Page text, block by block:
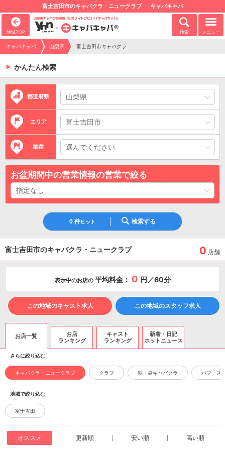
富士吉田市のキャバクラ・ニュークラブ キャバキャバ
地域TOP 検索 メニュー
キャバキャバ 山梨県 富士吉田市キャバクラ
かんたん検索
都道府県
エリア
業種
お盆期間中の営業情報の営業で絞る
0 件ヒット 検索する
富士吉田市のキャバクラ・ニュークラブ 0 店舗
表示中のお店の 平均料金： 0 円／60分
この地域のキャスト求人 この地域のスタッフ求人
お店一覧
お店
ランキング
キャスト
ランキング
新着・日記
ホットニュース
さらに絞り込む
キャバクラ・ニュークラブ クラブ 朝・昼キャバクラ パブ・ス
地域で絞り込む
富士吉田
オススメ 更新順 安い順 高い順